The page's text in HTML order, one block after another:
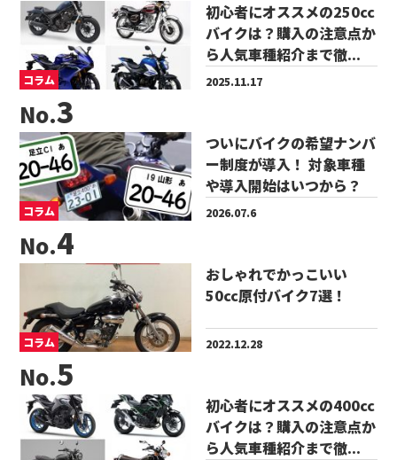
コラム
初心者にオススメの250cc
バイクは？購入の注意点か
ら人気車種紹介まで徹...
2025.11.17
No.
コラム
ついにバイクの希望ナンバ
ー制度が導入！ 対象車種
や導入開始はいつから？
2026.07.6
No.
コラム
おしゃれでかっこいい
50cc原付バイク7選！
2022.12.28
No.
初心者にオススメの400cc
バイクは？購入の注意点か
ら人気車種紹介まで徹...